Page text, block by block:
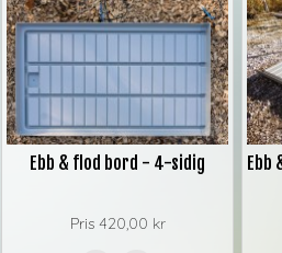
Ebb & flod bord - 4-sidig
Pris 420,00 kr
Ebb